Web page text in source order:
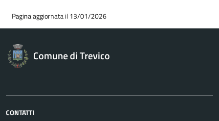
Pagina aggiornata il 13/01/2026
Comune di Trevico
CONTATTI